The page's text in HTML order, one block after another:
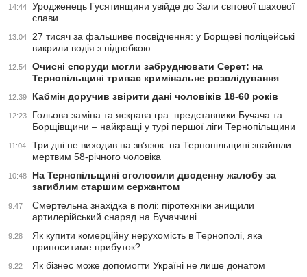
14:44
Уродженець Гусятинщини увійде до Зали світової шахової
слави
13:04
27 тисяч за фальшиве посвідчення: у Борщеві поліцейські
викрили водія з підробкою
12:54
Очисні споруди могли забруднювати Серет: на
Тернопільщині триває кримінальне розслідування
12:39 Кабмін доручив звірити дані чоловіків 18-60 років
12:23
Гольова заміна та яскрава гра: представники Бучача та
Борщівщини – найкращі у турі першої ліги Тернопільщини
11:04
Три дні не виходив на зв’язок: на Тернопільщині знайшли
мертвим 58-річного чоловіка
10:48
На Тернопільщині оголосили дводенну жалобу за
загиблим старшим сержантом
9:47
Смертельна знахідка в полі: піротехніки знищили
артилерійський снаряд на Бучаччині
9:28
Як купити комерційну нерухомість в Тернополі, яка
приноситиме прибуток?
9:22 Як бізнес може допомогти Україні не лише донатом